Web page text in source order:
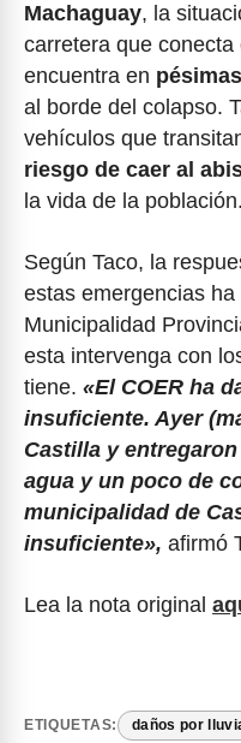
Machaguay, la
carretera que conecta
encuentra en
al borde del colapso.
vehículos que
riesgo de caer al
la vida de la población.
Según Taco, la
estas emergencias
Municipalidad
esta intervenga con
tiene. «El COER ha
insuficiente. Ayer
Castilla y
agua y un poco de
municipalidad de
insuficiente», afirmó
Lea la nota original
ETIQUETAS: daños por